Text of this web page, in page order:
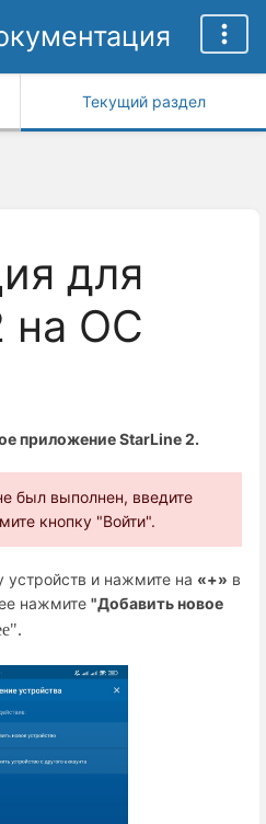
Текущий раздел
для
на ОС
приложение StarLine 2.
был выполнен, введите
кнопку "Войти".
устройств и нажмите на «+» в
нажмите "Добавить новое